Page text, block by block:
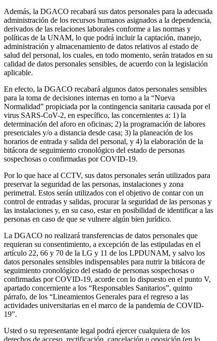
Además, la DGACO recabará sus datos personales para la adecuada
administración de los recursos humanos asignados a la dependencia,
derivados de las relaciones laborales conforme a las normas y
políticas de la UNAM, lo que podrá incluir la captación, manejo,
administración y almacenamiento de datos relativos al estado de
salud del personal, los cuales, en todo momento, serán tratados en su
calidad de datos personales sensibles, de acuerdo con la legislación
aplicable.
En efecto, la DGACO recabará algunos datos personales sensibles
para la toma de decisiones internas en torno a la “Nueva
Normalidad” propiciada por la contingencia sanitaria causada por el
virus SARS-CoV-2, en específico, las concernientes a: 1) la
determinación del aforo en oficinas; 2) la programación de labores
presenciales y/o a distancia desde casa; 3) la planeación de los
horarios de entrada y salida del personal, y 4) la elaboración de la
bitácora de seguimiento cronológico del estado de personas
sospechosas o confirmadas por COVID-19.
Por lo que hace al CCTV, sus datos personales serán utilizados para
preservar la seguridad de las personas, instalaciones y zona
perimetral. Estos serán utilizados con el objetivo de contar con un
control de entradas y salidas, procurar la seguridad de las personas y
las instalaciones y, en su caso, estar en posibilidad de identificar a las
personas en caso de que se vulnere algún bien jurídico.
La DGACO no realizará transferencias de datos personales que
requieran su consentimiento, a excepción de las estipuladas en el
artículo 22, 66 y 70 de la LG y 11 de los LPDUNAM, y salvo los
datos personales sensibles indispensables para nutrir la bitácora de
seguimiento cronológico del estado de personas sospechosas o
confirmadas por COVID-19, acorde con lo dispuesto en el punto V,
apartado concerniente a los “Responsables Sanitarios”, quinto
párrafo, de los “Lineamientos Generales para el regreso a las
actividades universitarias en el marco de la pandemia de COVID-
19”.
Usted o su representante legal podrá ejercer cualquiera de los